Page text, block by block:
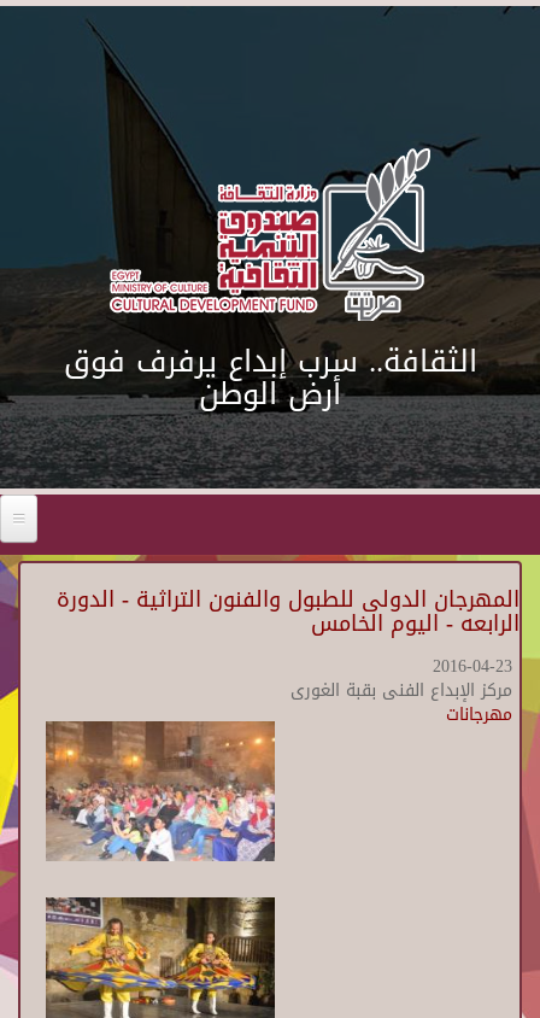
Skip to main content
الثقافة.. سرب إبداع يرفرف فوق
أرض الوطن
المهرجان الدولى للطبول والفنون التراثية - الدورة
الرابعه - اليوم الخامس
2016-04-23
مركز الإبداع الفنى بقبة الغورى
مهرجانات